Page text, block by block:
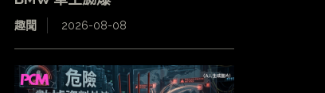
趣聞 2026-08-08